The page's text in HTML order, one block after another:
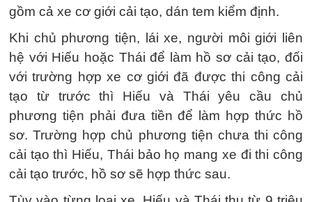
gồm cả xe cơ giới cải tạo, dán tem kiểm định.
Khi chủ phương tiện, lái xe, người môi giới liên
hệ với Hiếu hoặc Thái để làm hồ sơ cải tạo, đối
với trường hợp xe cơ giới đã được thi công cải
tạo từ trước thì Hiếu và Thái yêu cầu chủ
phương tiện phải đưa tiền để làm hợp thức hồ
sơ. Trường hợp chủ phương tiện chưa thi công
cải tạo thì Hiếu, Thái bảo họ mang xe đi thi công
cải tạo trước, hồ sơ sẽ hợp thức sau.